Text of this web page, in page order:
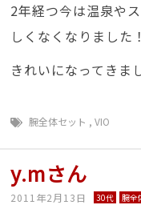
2年経つ今は温泉や
しくなくなりました
きれいになってきま
腕全体セット ,VIO
y.mさん
2011年2月13日 30代 腕全